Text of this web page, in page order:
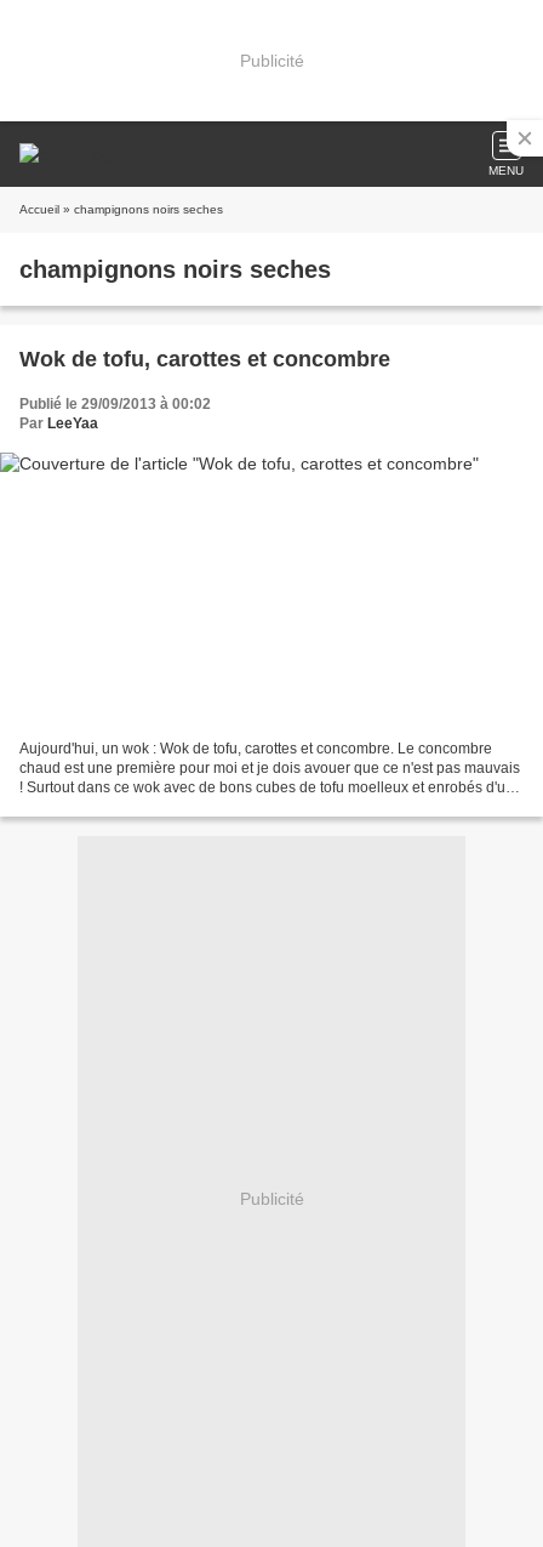
Publicité
MENU
Accueil » champignons noirs seches
champignons noirs seches
Wok de tofu, carottes et concombre
Publié le 29/09/2013 à 00:02
Par LeeYaa
Aujourd'hui, un wok : Wok de tofu, carottes et concombre. Le concombre
chaud est une première pour moi et je dois avouer que ce n'est pas mauvais
! Surtout dans ce wok avec de bons cubes de tofu moelleux et enrobés d'une
Publicité